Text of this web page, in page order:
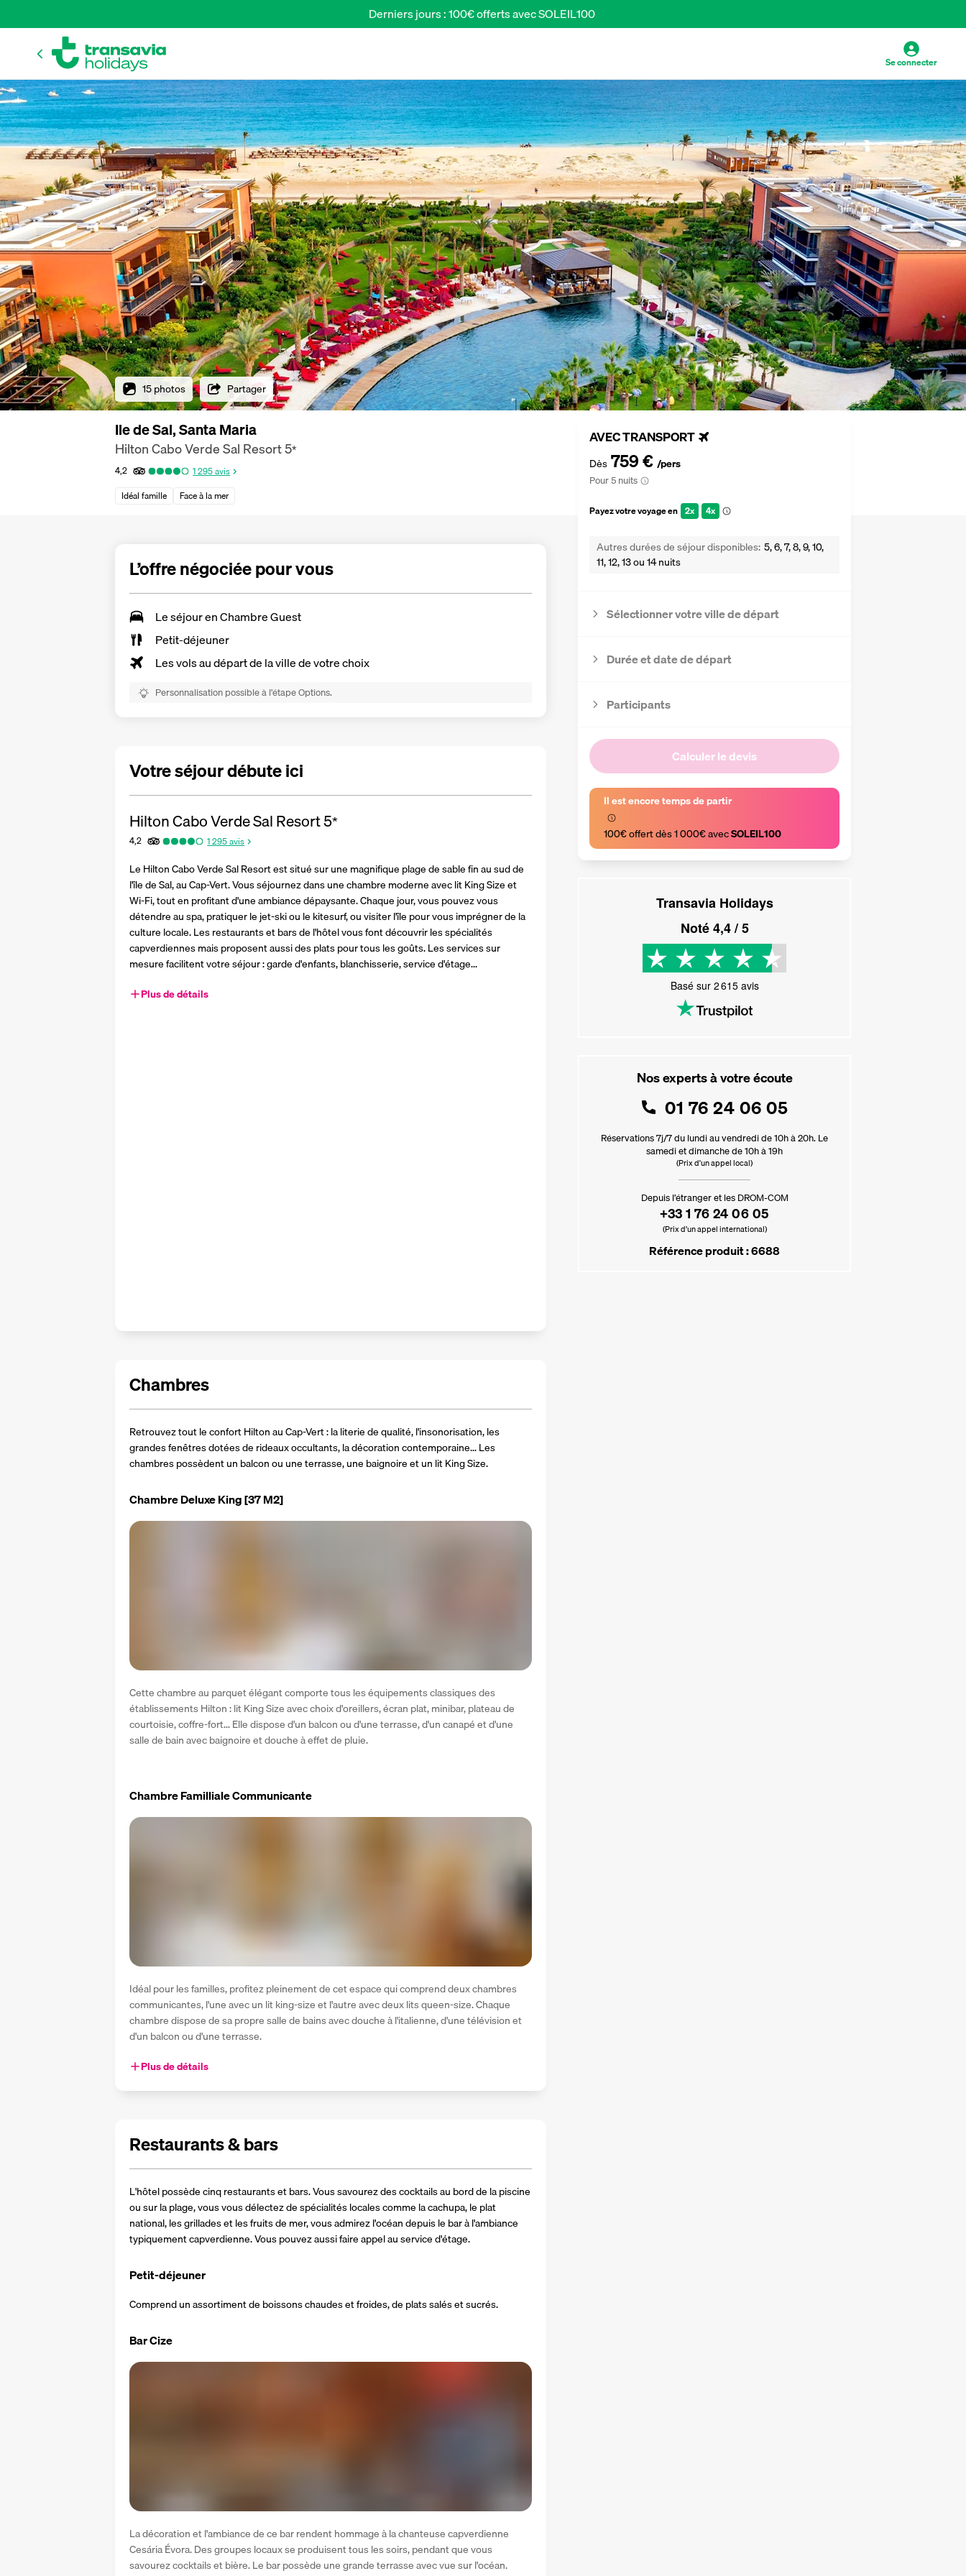
Derniers jours : 100€ offerts avec SOLEIL100
Se connecter
15 photos Partager
Ile de Sal, Santa Maria
Hilton Cabo Verde Sal Resort5*
4,2 1 295avis
Idéal famille
Face à la mer
AVEC TRANSPORT
Dès 759 € /pers
Pour 5 nuits
Payez votre voyage en 2x 4x
Autres durées de séjour disponibles 5, 6, 7, 8, 9, 10,
11, 12, 13 ou 14 nuits
Sélectionner votre ville de départ
Durée et date de départ
Participants
Calculer le devis
Il est encore temps de partir
100€ offert dès 1 000€ avec SOLEIL100
Transavia Holidays
Noté4,4/ 5
Basé sur 2 615avis
Nos experts à votre écoute
01 76 24 06 05
Réservations 7j/7 du lundi au vendredi de 10h à 20h. Le
samedi et dimanche de 10h à 19h
(Prix d'un appel local)
Depuis l’étranger et les DROM-COM
+33 1 76 24 06 05
(Prix d’un appel international)
Référence produit : 6688
L’offre négociée pour vous
Le séjour enChambre Guest
Petit-déjeuner
Les vols au départ de la ville de votre choix
Personnalisation possible à l’étape Options.
Votre séjour débute ici
Hilton Cabo Verde Sal Resort5*
4,2 1 295avis
Le Hilton Cabo Verde Sal Resort est situé sur une magnifique plage de sable fin au sud de
l'île de Sal, au Cap-Vert. Vous séjournez dans une chambre moderne avec lit King Size et
Wi-Fi, tout en profitant d'une ambiance dépaysante. Chaque jour, vous pouvez vous
détendre au spa, pratiquer le jet-ski ou le kitesurf, ou visiter l'île pour vous imprégner de la
culture locale. Les restaurants et bars de l'hôtel vous font découvrir les spécialités
capverdiennes mais proposent aussi des plats pour tous les goûts. Les services sur
mesure facilitent votre séjour : garde d'enfants, blanchisserie, service d'étage...
Plus de détails
Chambres
Retrouvez tout le confort Hilton au Cap-Vert : la literie de qualité, l'insonorisation, les
grandes fenêtres dotées de rideaux occultants, la décoration contemporaine... Les
chambres possèdent un balcon ou une terrasse, une baignoire et un lit King Size.
Chambre Deluxe King[37 M2]
Cette chambre au parquet élégant comporte tous les équipements classiques des
établissements Hilton : lit King Size avec choix d'oreillers, écran plat, minibar, plateau de
courtoisie, coffre-fort... Elle dispose d'un balcon ou d'une terrasse, d'un canapé et d'une
salle de bain avec baignoire et douche à effet de pluie.
Chambre Familliale Communicante
Idéal pour les familles, profitez pleinement de cet espace qui comprend deux chambres
communicantes, l'une avec un lit king-size et l'autre avec deux lits queen-size. Chaque
chambre dispose de sa propre salle de bains avec douche à l'italienne, d'une télévision et
d'un balcon ou d'une terrasse.
Plus de détails
Restaurants & bars
L'hôtel possède cinq restaurants et bars. Vous savourez des cocktails au bord de la piscine
ou sur la plage, vous vous délectez de spécialités locales comme la cachupa, le plat
national, les grillades et les fruits de mer, vous admirez l'océan depuis le bar à l'ambiance
typiquement capverdienne. Vous pouvez aussi faire appel au service d'étage.
Petit-déjeuner
Comprend un assortiment de boissons chaudes et froides, de plats salés et sucrés.
Bar Cize
La décoration et l'ambiance de ce bar rendent hommage à la chanteuse capverdienne
Cesária Évora. Des groupes locaux se produisent tous les soirs, pendant que vous
savourez cocktails et bière. Le bar possède une grande terrasse avec vue sur l'océan.